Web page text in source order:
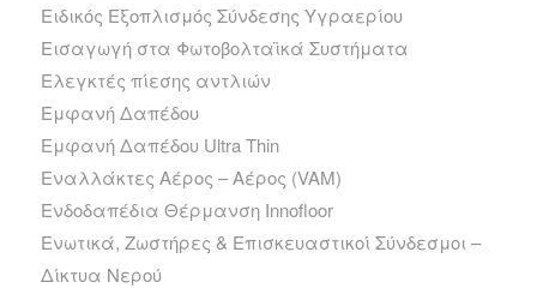
Ειδικός Εξοπλισμός Σύνδεσης Υγραερίου
Εισαγωγή στα Φωτοβολταϊκά Συστήματα
Ελεγκτές πίεσης αντλιών
Εμφανή Δαπέδου
Εμφανή Δαπέδου Ultra Thin
Εναλλάκτες Αέρος – Αέρος (VAM)
Ενδοδαπέδια Θέρμανση Innofloor
Ενωτικά, Ζωστήρες & Επισκευαστικοί Σύνδεσμοι –
Δίκτυα Νερού